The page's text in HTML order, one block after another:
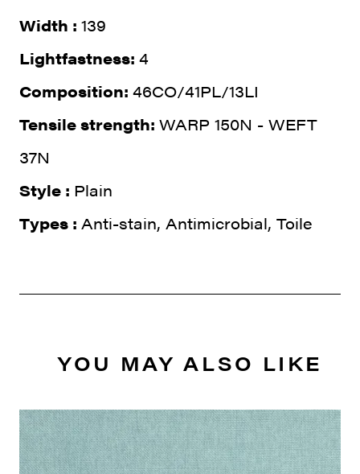
Width : 139
Lightfastness: 4
Composition: 46CO/41PL/13LI
Tensile strength: WARP 150N - WEFT
37N
Style : Plain
Types : Anti-stain, Antimicrobial, Toile
YOU MAY ALSO LIKE